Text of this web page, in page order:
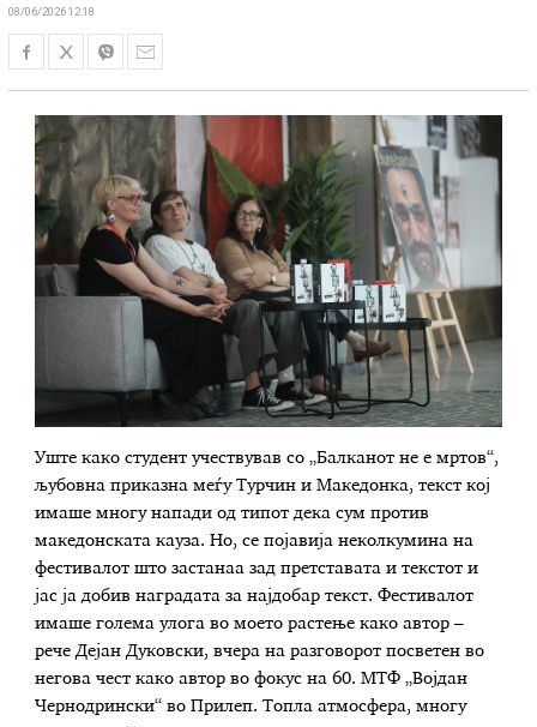
08/06/2026 12:18
Уште како студент учествував со „Балканот не е мртов“,
љубовна приказна меѓу Турчин и Македонка, текст кој
имаше многу напади од типот дека сум против
македонската кауза. Но, се појавија неколкумина на
фестивалот што застанаа зад претставата и текстот и
јас ја добив наградата за најдобар текст. Фестивалот
имаше голема улога во моето растење како автор –
рече Дејан Дуковски, вчера на разговорот посветен во
негова чест како автор во фокус на 60. МТФ „Војдан
Чернодрински“ во Прилеп. Топла атмосфера, многу